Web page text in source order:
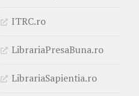
ITRC.ro
LibrariaPresaBuna.ro
LibrariaSapientia.ro